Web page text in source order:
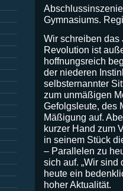
Gymnasiums.
Wir schreiben das
Revolution ist
hoffnungsreich
der niederen
selbsternannter
zum unmäßigen
Gefolgsleute, des
Mäßigung auf.
kurzer Hand zum
in seinem Stück
– Parallelen zu
sich auf. „Wir sind
heute ein
hoher Aktualität.